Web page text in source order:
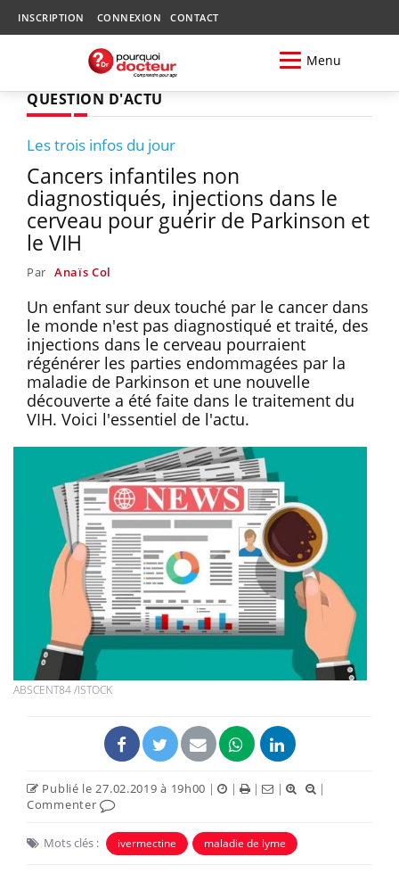
INSCRIPTION CONNEXION CONTACT
Menu
QUESTION D'ACTU
Les trois infos du jour
Cancers infantiles non
diagnostiqués, injections dans le
cerveau pour guérir de Parkinson et
le VIH
Par Anaïs Col
Un enfant sur deux touché par le cancer dans
le monde n'est pas diagnostiqué et traité, des
injections dans le cerveau pourraient
régénérer les parties endommagées par la
maladie de Parkinson et une nouvelle
découverte a été faite dans le traitement du
VIH. Voici l'essentiel de l'actu.
ABSCENT84 /ISTOCK
Publié le 27.02.2019 à 19h00 | | | |
|
Commenter
Mots clés : ivermectine maladie de lyme